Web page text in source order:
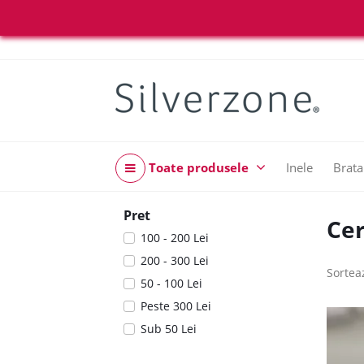
Toate produsele Inele
Pret
100 - 200 Lei
200 - 300 Lei
50 - 100 Lei
Peste 300 Lei
Sub 50 Lei